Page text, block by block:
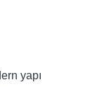
yapı